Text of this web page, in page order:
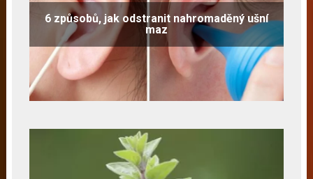
6 způsobů, jak odstranit nahromaděný ušní
maz